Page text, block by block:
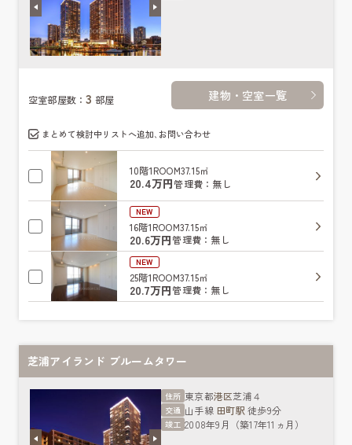
空室部屋数：3 部屋 建物・空室一覧
まとめて検討中リストへ追加､お問い合わせ
10階1ROOM37.15㎡
20.4万円管理費：無し
NEW
16階1ROOM37.15㎡
20.6万円管理費：無し
NEW
25階1ROOM37.15㎡
20.7万円管理費：無し
芝浦アイランド ブルームタワー
住所 東京都港区芝浦４
交通 山手線 田町駅 徒歩9分
竣工 2008年9月（築17年11ヵ月）